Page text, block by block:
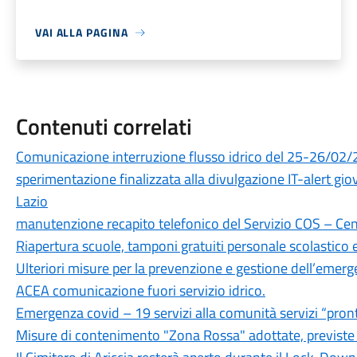
VAI ALLA PAGINA
Contenuti correlati
Comunicazione interruzione flusso idrico del 25-26/02/
sperimentazione finalizzata alla divulgazione IT-alert
Lazio
manutenzione recapito telefonico del Servizio COS –
Riapertura scuole, tamponi gratuiti personale scolastico
Ulteriori misure per la prevenzione e gestione
ACEA comunicazione fuori servizio idrico.
Emergenza covid – 19 servizi alla comunità servizi
Misure di contenimento "Zona Rossa" adottate,